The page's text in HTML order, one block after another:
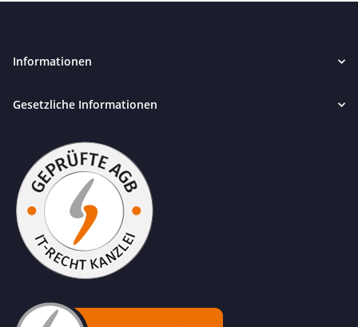
Informationen
Gesetzliche Informationen